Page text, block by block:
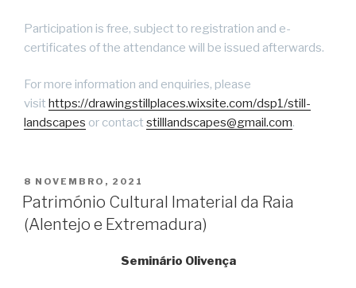
Participation is free, subject to registration and e-
certificates of the attendance will be issued afterwards.
For more information and enquiries, please
visit https://drawingstillplaces.wixsite.com/dsp1/still-
landscapes or contact stilllandscapes@gmail.com.
PUBLICADO
EM
8 NOVEMBRO, 2021
Património Cultural Imaterial da Raia
(Alentejo e Extremadura)
Seminário Olivença